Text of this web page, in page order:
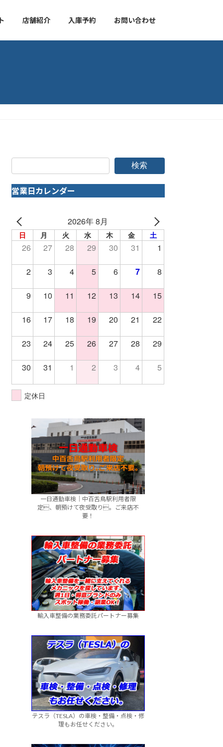
店舗紹介 入庫予約 お問い合わせ
検索
営業日カレンダー
2026年 8月
日 月 火 水 木 金 土
26 27 28 29 30 31 1
2 3 4 5 6 7 8
9 10 11 12 13 14 15
16 17 18 19 20 21 22
23 24 25 26 27 28 29
30 31 1 2 3 4 5
定休日
一日通勤車検｜中百舌鳥駅利用者限
定、朝預けて夜受取り。ご来店不
要！
輸入車整備の業務委託パートナー募集
テスラ（TESLA）の車検・整備・点検・修
理もお任せください。